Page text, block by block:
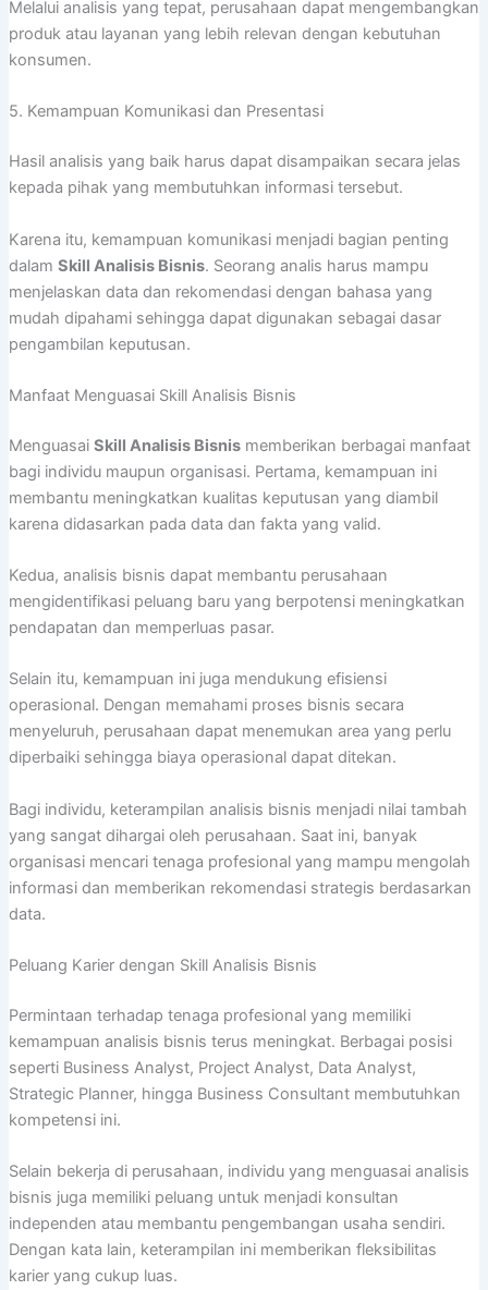
Melalui analisis yang tepat, perusahaan dapat mengembangkan
produk atau layanan yang lebih relevan dengan kebutuhan
konsumen.
5. Kemampuan Komunikasi dan Presentasi
Hasil analisis yang baik harus dapat disampaikan secara jelas
kepada pihak yang membutuhkan informasi tersebut.
Karena itu, kemampuan komunikasi menjadi bagian penting
dalam Skill Analisis Bisnis. Seorang analis harus mampu
menjelaskan data dan rekomendasi dengan bahasa yang
mudah dipahami sehingga dapat digunakan sebagai dasar
pengambilan keputusan.
Manfaat Menguasai Skill Analisis Bisnis
Menguasai Skill Analisis Bisnismemberikan berbagai manfaat
bagi individu maupun organisasi. Pertama, kemampuan ini
membantu meningkatkan kualitas keputusan yang diambil
karena didasarkan pada data dan fakta yang valid.
Kedua, analisis bisnis dapat membantu perusahaan
mengidentifikasi peluang baru yang berpotensi meningkatkan
pendapatan dan memperluas pasar.
Selain itu, kemampuan ini juga mendukung efisiensi
operasional. Dengan memahami proses bisnis secara
menyeluruh, perusahaan dapat menemukan area yang perlu
diperbaiki sehingga biaya operasional dapat ditekan.
Bagi individu, keterampilan analisis bisnis menjadi nilai tambah
yang sangat dihargai oleh perusahaan. Saat ini, banyak
organisasi mencari tenaga profesional yang mampu mengolah
informasi dan memberikan rekomendasi strategis berdasarkan
data.
Peluang Karier dengan Skill Analisis Bisnis
Permintaan terhadap tenaga profesional yang memiliki
kemampuan analisis bisnis terus meningkat. Berbagai posisi
seperti Business Analyst, Project Analyst, Data Analyst,
Strategic Planner, hingga Business Consultant membutuhkan
kompetensi ini.
Selain bekerja di perusahaan, individu yang menguasai analisis
bisnis juga memiliki peluang untuk menjadi konsultan
independen atau membantu pengembangan usaha sendiri.
Dengan kata lain, keterampilan ini memberikan fleksibilitas
karier yang cukup luas.